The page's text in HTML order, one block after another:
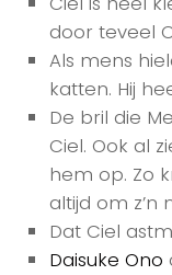
door teveel
Als mens
katten. Hij
De bril die
Ciel. Ook al
hem op. Zo
altijd om z’n
Dat Ciel
Daisuke Ono